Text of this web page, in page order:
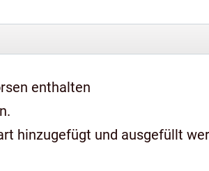
enthalten
hinzugefügt und ausgefüllt